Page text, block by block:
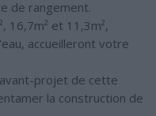
de rangement.
16,7m² et 11,3m²,
accueilleront votre
projet de cette
la construction de